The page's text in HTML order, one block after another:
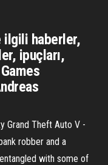
ilgili haberler,
ipuçları,
Grand Theft Auto V -
robber and a
with some of